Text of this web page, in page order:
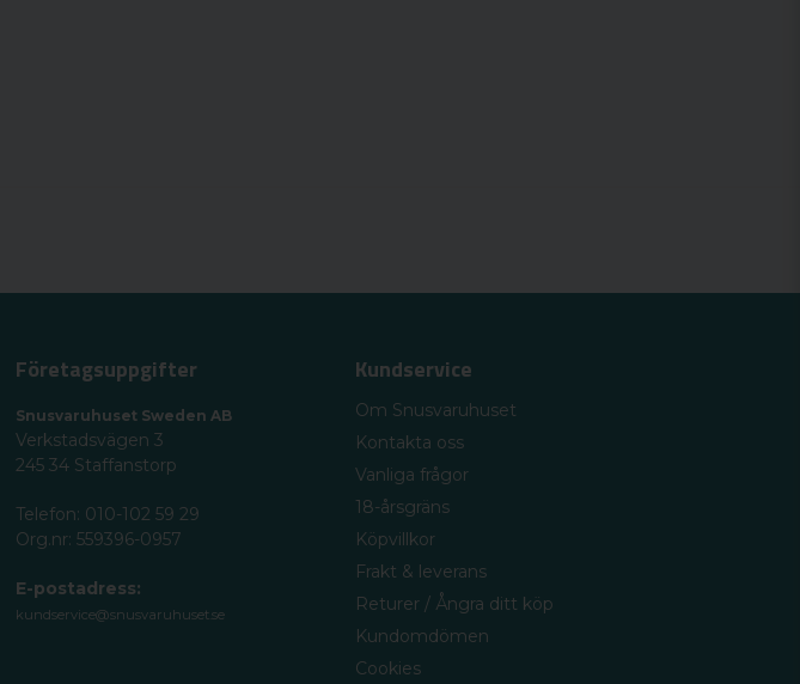
Företagsuppgifter
Snusvaruhuset Sweden AB
Verkstadsvägen 3
245 34 Staffanstorp
Telefon: 010-102 59 29
Org.nr: 559396-0957
E-postadress:
kundservice@snusvaruhuset.se
Kundservice
Om Snusvaruhuset
Kontakta oss
Vanliga frågor
18-årsgräns
Köpvillkor
Frakt & leverans
Returer / Ångra ditt köp
Kundomdömen
Cookies